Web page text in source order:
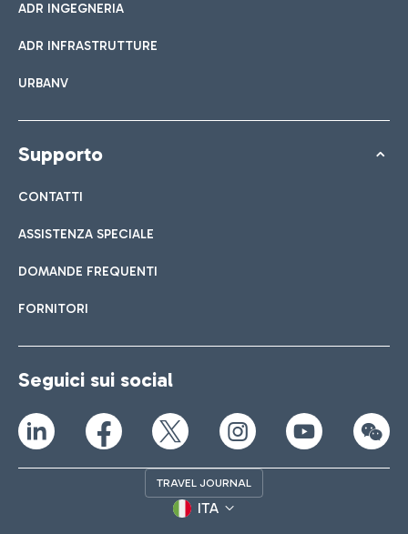
ADR INGEGNERIA
ADR INFRASTRUTTURE
URBANV
Supporto
CONTATTI
ASSISTENZA SPECIALE
DOMANDE FREQUENTI
FORNITORI
Seguici sui social
TRAVEL JOURNAL
ITA